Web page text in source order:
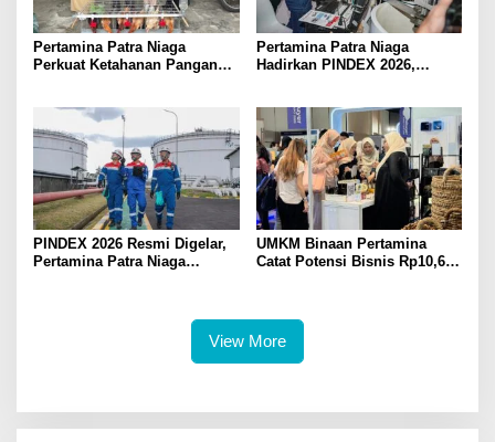
Pertamina Patra Niaga
Perkuat Ketahanan Pangan
Masyarakat
Pertamina Patra Niaga
Hadirkan PINDEX 2026,
PINDEX 2026 Resmi Digelar,
Pertamina Patra Niaga
UMKM Binaan Pertamina
Catat Potensi Bisnis Rp10,6
View More